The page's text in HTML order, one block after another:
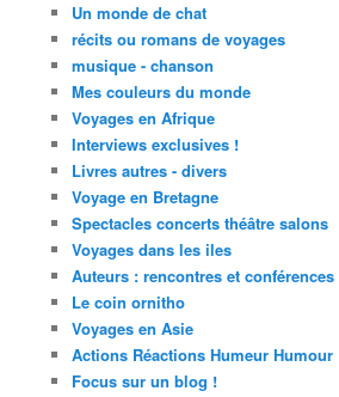
Un monde de chat
récits ou romans de voyages
musique - chanson
Mes couleurs du monde
Voyages en Afrique
Interviews exclusives !
Livres autres - divers
Voyage en Bretagne
Spectacles concerts théâtre salons
Voyages dans les iles
Auteurs : rencontres et conférences
Le coin ornitho
Voyages en Asie
Actions Réactions Humeur Humour
Focus sur un blog !